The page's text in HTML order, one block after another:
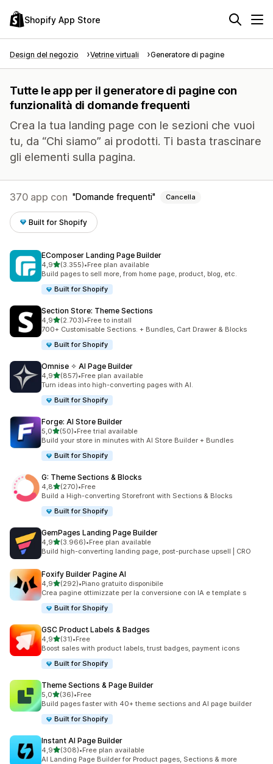
Shopify App Store
Design del negozio Vetrine virtuali Generatore di pagine
Tutte le app per il generatore di pagine con
funzionalità di domande frequenti
Crea la tua landing page con le sezioni che vuoi
tu, da “Chi siamo” ai prodotti. Ti basta trascinare
gli elementi sulla pagina.
370 app con Domande frequenti Cancella
Built for Shopify
EComposer Landing Page Builder
4,9stelle su 5
(3.355)
3355 recensioni totali
•Free plan available
Build pages to sell more, from home page, product, blog, etc.
Built for Shopify
Section Store: Theme Sections
4,9stelle su 5
(2.703)
2703 recensioni totali
•Free to install
700+ Customisable Sections. + Bundles, Cart Drawer & Blocks
Built for Shopify
Omnise ✧ AI Page Builder
4,9stelle su 5
(857)
857 recensioni totali
•Free plan available
Turn ideas into high-converting pages with AI.
Built for Shopify
Forge: AI Store Builder
5,0stelle su 5
(50)
50 recensioni totali
•Free trial available
Build your store in minutes with AI Store Builder + Bundles
Built for Shopify
G: Theme Sections & Blocks
4,8stelle su 5
(270)
270 recensioni totali
•Free
Build a High-converting Storefront with Sections & Blocks
Built for Shopify
GemPages Landing Page Builder
4,9stelle su 5
(3.966)
3966 recensioni totali
•Free plan available
Build high-converting landing page, post-purchase upsell | CRO
Foxify Builder Pagine AI
4,9stelle su 5
(292)
292 recensioni totali
•Piano gratuito disponibile
Crea pagine ottimizzate per la conversione con IA e template s
Built for Shopify
GSC Product Labels & Badges
4,9stelle su 5
(31)
31 recensioni totali
•Free
Boost sales with product labels, trust badges, payment icons
Built for Shopify
Theme Sections & Page Builder
5,0stelle su 5
(36)
36 recensioni totali
•Free
Build pages faster with 40+ theme sections and AI page builder
Built for Shopify
Instant AI Page Builder
4,9stelle su 5
(308)
308 recensioni totali
•Free plan available
AI Landing Page Builder for Product pages, Sections & more